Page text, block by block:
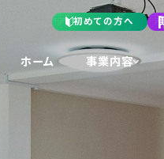
初めての方へ
ホーム 事業内容